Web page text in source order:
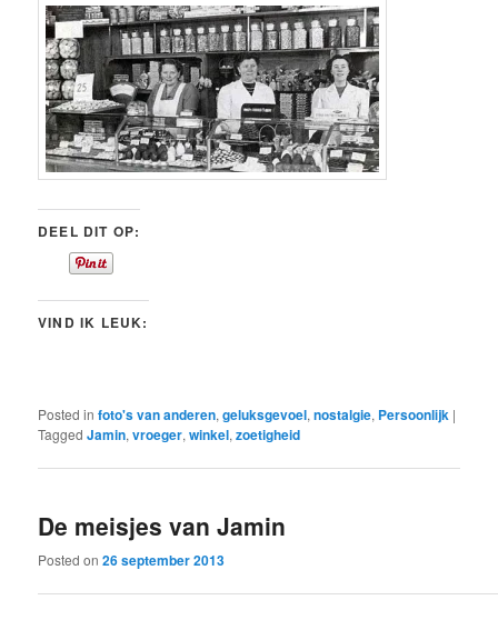
DEEL DIT OP:
VIND IK LEUK:
Posted in foto's van anderen,geluksgevoel,nostalgie, Persoonlijk |
Tagged Jamin,vroeger,winkel,zoetigheid
De meisjes van Jamin
Posted on26 september 2013